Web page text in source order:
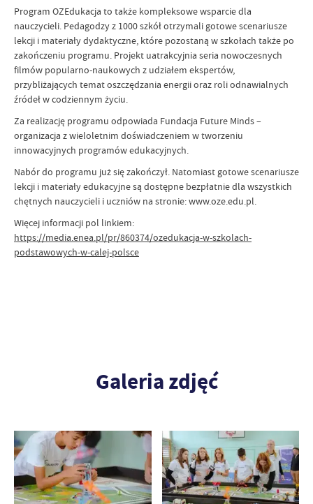
Program OZEdukacja to także kompleksowe wsparcie dla
nauczycieli. Pedagodzy z 1000 szkół otrzymali gotowe scenariusze
lekcji i materiały dydaktyczne, które pozostaną w szkołach także po
zakończeniu programu. Projekt uatrakcyjnia seria nowoczesnych
filmów popularno-naukowych z udziałem ekspertów,
przybliżających temat oszczędzania energii oraz roli odnawialnych
źródeł w codziennym życiu.
Za realizację programu odpowiada Fundacja Future Minds –
organizacja z wieloletnim doświadczeniem w tworzeniu
innowacyjnych programów edukacyjnych.
Nabór do programu już się zakończył. Natomiast gotowe scenariusze
lekcji i materiały edukacyjne są dostępne bezpłatnie dla wszystkich
chętnych nauczycieli i uczniów na stronie: www.oze.edu.pl.
Więcej informacji pol linkiem:
https://media.enea.pl/pr/860374/ozedukacja-w-szkolach-
podstawowych-w-calej-polsce
Galeria zdjęć